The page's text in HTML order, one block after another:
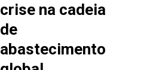
crise na cadeia
de
abastecimento